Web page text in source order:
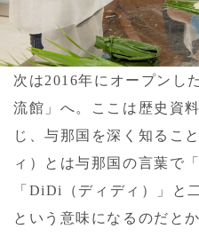
次は2016年にオープンし
流館」へ。ここは歴史資
じ、与那国を深く知るこ
ィ）とは与那国の言葉で
「DiDi（ディディ）」と
という意味になるのだと